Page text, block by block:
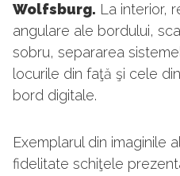
Wolfsburg. La interior,
angulare ale bordului,
sobru, separarea
locurile din faţă şi cele
bord digitale.
Exemplarul din imaginile
fidelitate schiţele